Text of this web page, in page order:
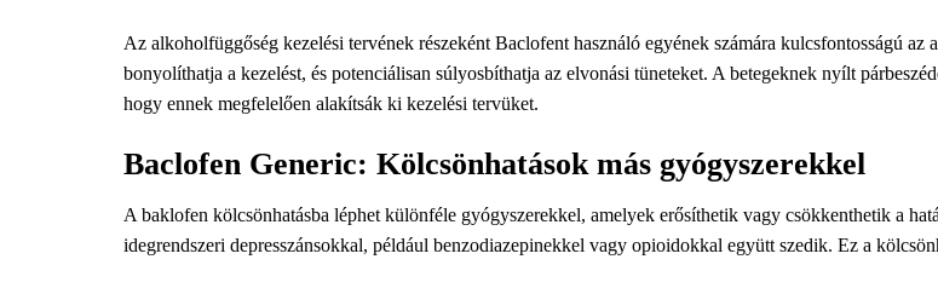
Az alkoholfüggőség kezelési tervének részeként Baclofent használó egyének számára kulcsfontosságú
bonyolíthatja a kezelést, és potenciálisan súlyosbíthatja az elvonási tüneteket. A betegeknek nyílt
hogy ennek megfelelően alakítsák ki kezelési tervüket.
Baclofen Generic: Kölcsönhatások más gyógyszerekkel
A baklofen kölcsönhatásba léphet különféle gyógyszerekkel, amelyek erősíthetik vagy csökkenthetik a
idegrendszeri depresszánsokkal, például benzodiazepinekkel vagy opioidokkal együtt szedik. Ez a